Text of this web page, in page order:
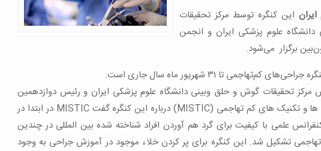
این کنگره توسط مرکز تحقیقات
علوم پزشکی ایران و انجمن
برگزار می‌شود.
کم‌تهاجمی تا ۳۱ شهریور ماه سال جاری است.
مرکز تحقیقات گوش و حلق وبینی دانشگاه علوم پزشکی ایران و رئیس دوازدهمین
کنگره بین المللی جراحی ها و تکنیک های کم تهاجمی (MISTIC) درباره این کنگره گفت MISTIC در ابتدا در
یک کنفرانس علمی با کیفیت برای گرد هم آوردن افراد شناخته شده بین المللی در چندین
تشکیل شد. این کنگره برای پر کردن خلاء موجود در آموزش جراحی به وجود